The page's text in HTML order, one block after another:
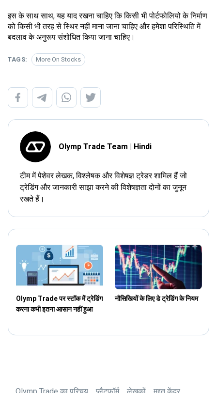
इस के साथ साथ, यह याद रखना चाहिए कि किसी भी पोर्टफोलियो के निर्माण
को किसी भी तरह से स्थिर नहीं माना जाना चाहिए और हमेशा परिस्थिति में
बदलाव के अनुरूप संशोधित किया जाना चाहिए।
TAGS: More On Stocks
Olymp Trade Team | Hindi
टीम में पेशेवर लेखक, विश्लेषक और विशेषज्ञ ट्रेडर शामिल हैं जो
ट्रेडिंग और जानकारी साझा करने की विशेषज्ञता दोनों का जुनून
रखते हैं।
Olymp Trade पर स्टॉक में ट्रेडिंग
करना कभी इतना आसान नहीं हुआ
नौसिखियों के लिए डे ट्रेडिंग के नियम